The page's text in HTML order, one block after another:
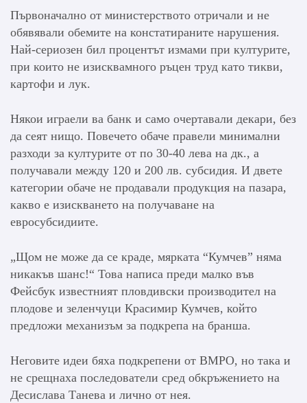
Първоначално от министерството отричали и не
обявявали обемите на констатираните нарушения.
Най-сериозен бил процентът измами при културите,
при които не изисквамного ръцен труд като тикви,
картофи и лук.
Някои играели ва банк и само очертавали декари, без
да сеят нищо. Повечето обаче правели минимални
разходи за културите от по 30-40 лева на дк., а
получавали между 120 и 200 лв. субсидия. И двете
категории обаче не продавали продукция на пазара,
какво е изискването на получаване на
евросубсидиите.
„Щом не може да се краде, мярката “Кумчев” няма
никакъв шанс!“ Това написа преди малко във
Фейсбук известният пловдивски производител на
плодове и зеленчуци Красимир Кумчев, който
предложи механизъм за подкрепа на бранша.
Неговите идеи бяха подкрепени от ВМРО, но така и
не срещнаха последователи сред обкръжението на
Десислава Танева и лично от нея.